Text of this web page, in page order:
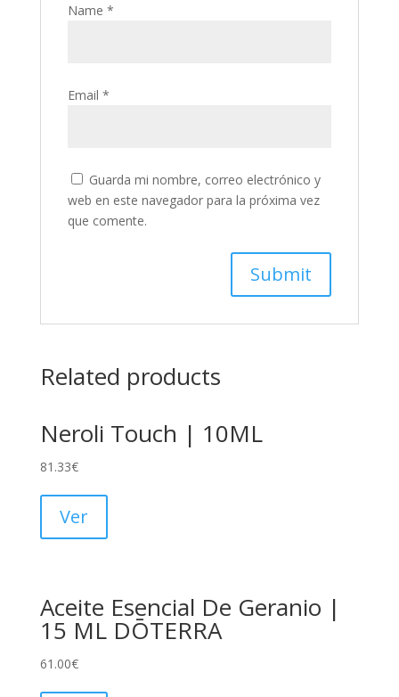
Name *
Email *
Guarda mi nombre, correo electrónico y
web en este navegador para la próxima vez
que comente.
Related products
Neroli Touch | 10ML
81.33€
Ver
Aceite Esencial De Geranio |
15 ML DŌTERRA
61.00€